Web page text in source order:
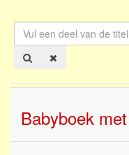
Vul
een
deel
van
de
in
Babyboek